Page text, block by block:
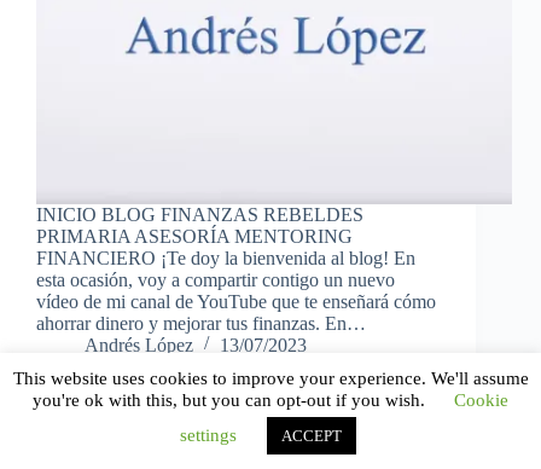
INICIO BLOG FINANZAS REBELDES
PRIMARIA ASESORÍA MENTORING
FINANCIERO ¡Te doy la bienvenida al blog! En
esta ocasión, voy a compartir contigo un nuevo
vídeo de mi canal de YouTube que te enseñará cómo
ahorrar dinero y mejorar tus finanzas. En…
Andrés López
13/07/2023
This website uses cookies to improve your experience. We'll assume
you're ok with this, but you can opt-out if you wish.
Cookie
settings
ACCEPT